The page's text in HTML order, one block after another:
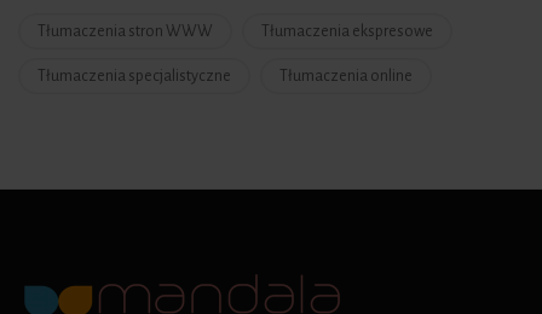
Tłumaczenia stron WWW Tłumaczenia ekspresowe
Tłumaczenia specjalistyczne Tłumaczenia online